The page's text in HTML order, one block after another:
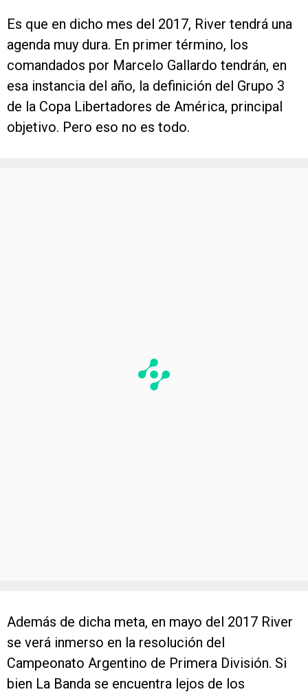
Es que en dicho mes del 2017, River tendrá una
agenda muy dura. En primer término, los
comandados por Marcelo Gallardo tendrán, en
esa instancia del año, la definición del Grupo 3
de la Copa Libertadores de América, principal
objetivo. Pero eso no es todo.
Además de dicha meta, en mayo del 2017 River
se verá inmerso en la resolución del
Campeonato Argentino de Primera División. Si
bien La Banda se encuentra lejos de los